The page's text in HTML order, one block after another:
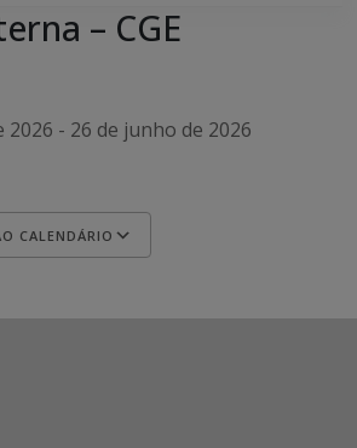
– CGE
2026 - 26 de junho de 2026
CALENDÁRIO